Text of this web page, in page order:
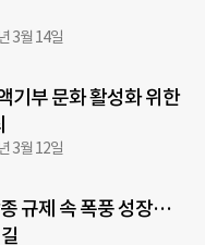
3월 14일
기부 문화 활성화 위한
3월 12일
규제 속 폭풍 성장…